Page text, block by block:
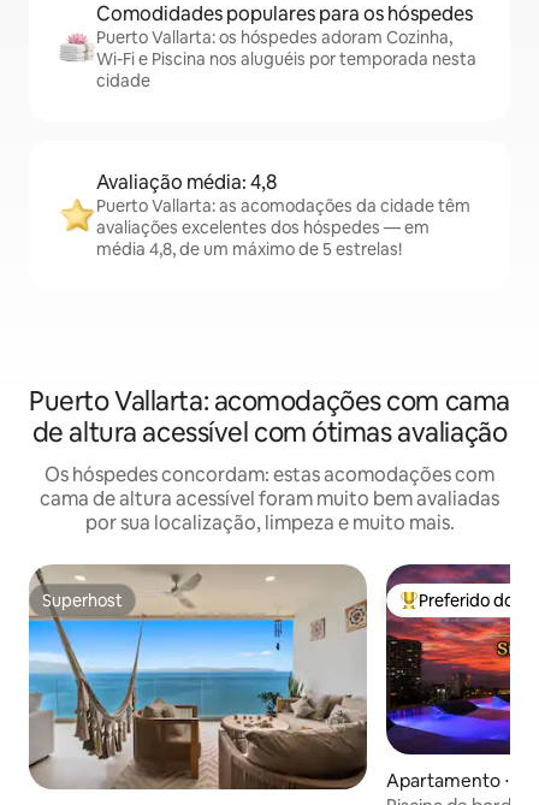
Comodidades populares para os hóspedes
Puerto Vallarta: os hóspedes adoram Cozinha,
Wi-Fi e Piscina nos aluguéis por temporada nesta
cidade
Avaliação média: 4,8
Puerto Vallarta: as acomodações da cidade têm
avaliações excelentes dos hóspedes — em
média 4,8, de um máximo de 5 estrelas!
Puerto Vallarta: acomodações com cama
de altura acessível com ótimas avaliação
Os hóspedes concordam: estas acomodações com
cama de altura acessível foram muito bem avaliadas
por sua localização, limpeza e muito mais.
Superhost
Superhost Entre os
Preferido dos
Apartamento ⋅